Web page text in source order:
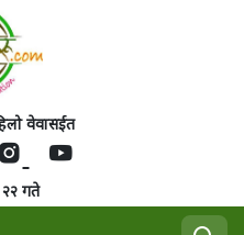
वेवासईत
२२ गते